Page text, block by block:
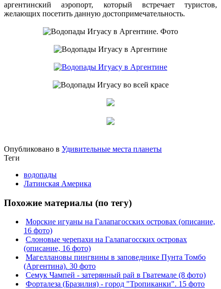
аргентинский аэропорт, который встречает туристов,
желающих посетить данную достопримечательность.
Опубликовано в Удивительные места планеты
Теги
водопады
Латинская Америка
Похожие материалы (по тегу)
Морские игуаны на Галапагосских островах (описание,
16 фото)
Слоновые черепахи на Галапагосских островах
(описание, 16 фото)
Магеллановы пингвины в заповеднике Пунта Томбо
(Аргентина). 30 фото
Семук Чампей - затерянный рай в Гватемале (8 фото)
Форталеза (Бразилия) - город "Тропиканки". 15 фото